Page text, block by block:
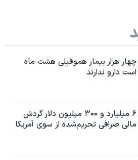
چهار هزار بیمار هموفیلی هشت ماه
است دارو ندارند
۶ میلیارد و ۳۰۰ میلیون دلار گردش
مالی صرافی تحریم‌شده از سوی آمریکا